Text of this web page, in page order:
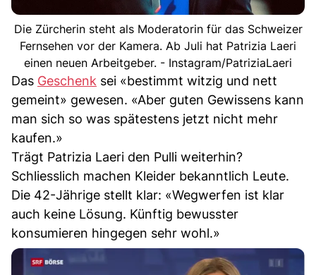
Die Zürcherin steht als Moderatorin für das Schweizer
Fernsehen vor der Kamera. Ab Juli hat Patrizia Laeri
einen neuen Arbeitgeber. - Instagram/PatriziaLaeri
Das Geschenk sei «bestimmt witzig und nett
gemeint» gewesen. «Aber guten Gewissens kann
man sich so was spätestens jetzt nicht mehr
kaufen.»
Trägt Patrizia Laeri den Pulli weiterhin?
Schliesslich machen Kleider bekanntlich Leute.
Die 42-Jährige stellt klar: «Wegwerfen ist klar
auch keine Lösung. Künftig bewusster
konsumieren hingegen sehr wohl.»